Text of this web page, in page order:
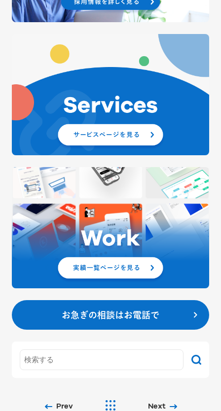
お急ぎの相談はお電話で
Prev Next